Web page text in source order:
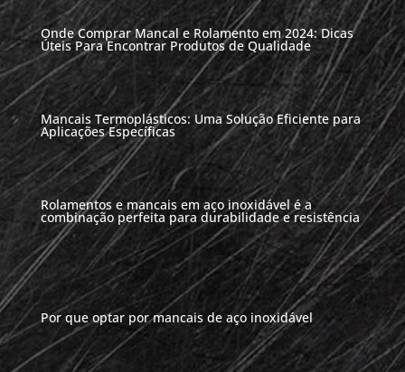
Onde Comprar Mancal e Rolamento em 2024: Dicas
Úteis Para Encontrar Produtos de Qualidade
Mancais Termoplásticos: Uma Solução Eficiente para
Aplicações Específicas
Rolamentos e mancais em aço inoxidável é a
combinação perfeita para durabilidade e resistência
Por que optar por mancais de aço inoxidável